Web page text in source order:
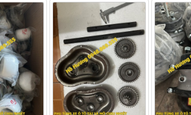
chi tiết
Hotline:
0948.869.555